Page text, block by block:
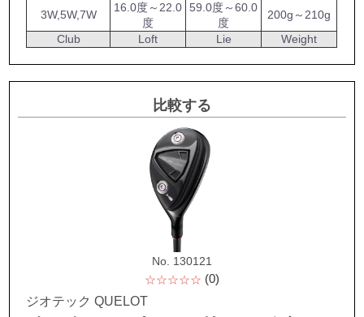
3W,5W,7W
16.0度～22.0
度
59.0度～60.0
度
200g～210g
Club
Loft Lie Weight
比較する
No. 130121
☆☆☆☆☆ (0)
ジオテック QUELOT